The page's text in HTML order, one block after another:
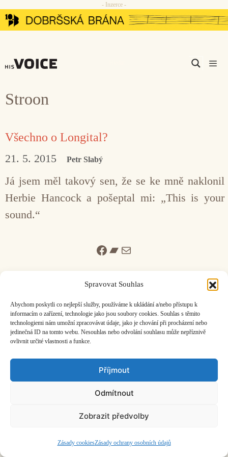
Spravovat Souhlas
Abychom poskytli co nejlepší služby, používáme k ukládání a/nebo přístupu k
informacím o zařízení, technologie jako jsou soubory cookies. Souhlas s těmito
technologiemi nám umožní zpracovávat údaje, jako je chování při procházení nebo
jedinečná ID na tomto webu. Nesouhlas nebo odvolání souhlasu může nepříznivě
ovlivnit určité vlastnosti a funkce.
Příjmout
Odmítnout
Zobrazit předvolby
Zásady cookiesZásady ochrany osobních údajů
Přeskočit
na
- Inzerce -
Stroon
Všechno o Longital?
21. 5. 2015 Petr Slabý
Já jsem měl takový sen, že se ke mně naklonil
Herbie Hancock a pošeptal mi: „This is your
sound.“
Facebook
Bandcamp
Mail
ČASOPIS O JINÉ HUDBĚ | vydává Hudební informační středisko|
založeno 2001 | Kontaktujte nás:info@hisvoice.cz
©2026 HISvoice – design a admin